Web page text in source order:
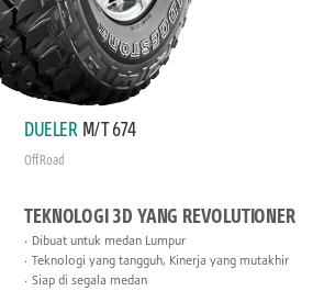
DUELER M/T 674
Off Road
TEKNOLOGI 3D YANG REVOLUTIONER
Dibuat untuk medan Lumpur
Teknologi yang tangguh, Kinerja yang mutakhir
Siap di segala medan